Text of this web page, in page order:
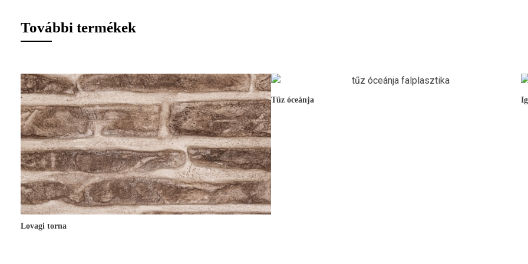
További termékek
Lovagi torna
Tűz óceánja